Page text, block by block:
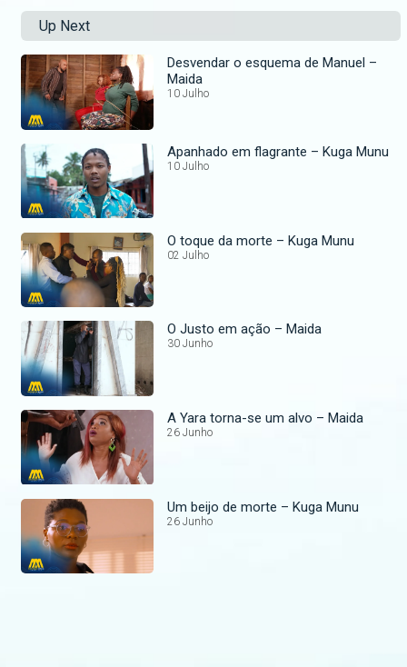
Up Next
Desvendar o esquema de Manuel –
Maida
10 Julho
Apanhado em flagrante – Kuga Munu
10 Julho
O toque da morte – Kuga Munu
02 Julho
O Justo em ação – Maida
30 Junho
A Yara torna-se um alvo – Maida
26 Junho
Um beijo de morte – Kuga Munu
26 Junho